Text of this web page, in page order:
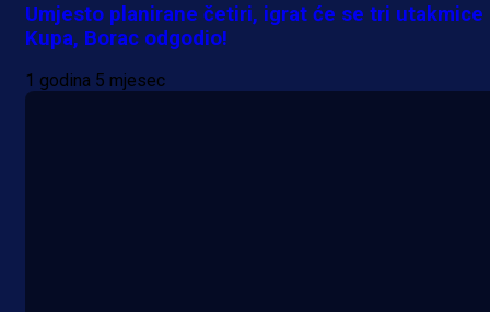
Umjesto planirane četiri, igrat će se tri utakmice
Kupa, Borac odgodio!
1 godina 5 mjesec